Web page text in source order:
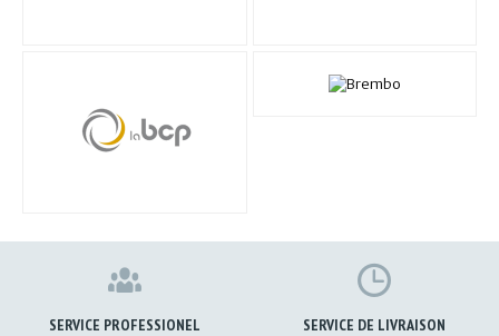
SERVICE PROFESSIONEL SERVICE DE LIVRAISON